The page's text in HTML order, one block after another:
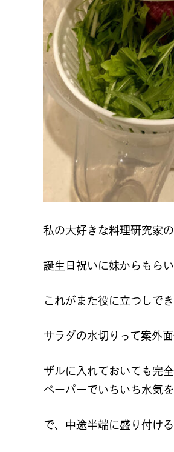
私の大好きな料理研究家の
誕生日祝いに妹からもら
これがまた役に立つしで
サラダの水切りって案外
ザルに入れておいても完
ペーパーでいちいち水気
で、中途半端に盛り付け